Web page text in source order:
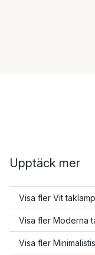
Upptäck mer
Visa fler Vit
Visa fler Moderna
Visa fler